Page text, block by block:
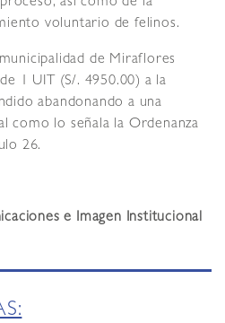
así como de la
voluntario de felinos.
de Miraflores
1 UIT (S/. 4950.00) a la
abandonando a una
como lo señala la Ordenanza
26.
e Imagen Institucional